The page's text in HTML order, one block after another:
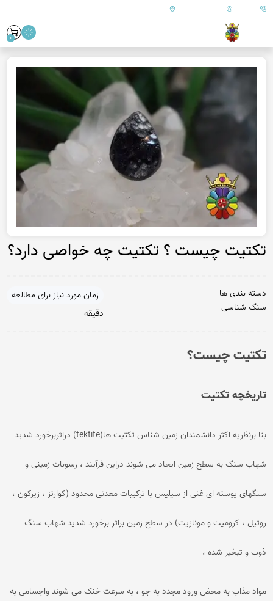
09179890157 ایران - فارس - کازرون
0
تکتیت چیست ؟ تکتیت چه خواصی دارد؟
دسته بندی ها
سنگ شناسی
زمان مورد نیاز برای مطالعه
دقیقه
تکتیت چیست؟
تاریخچه تکتیت
بنا برنظریه اکثر دانشمندان زمین شناس تکتیت ها(tektite) دراثربرخورد شدید
شهاب سنگ به سطح زمین ایجاد می شوند دراین فرآیند ، رسوبات زمینی و
سنگهای پوسته ای غنی از سیلیس با ترکیبات معدنی محدود (کوارتز ، زیرکون ،
روتیل ، کرومیت و مونازیت) در سطح زمین براثر برخورد شدید شهاب سنگ
ذوب و تبخیر شده ،
مواد مذاب به محض ورود مجدد به جو ، به سرعت خنک می شوند واجسامی به